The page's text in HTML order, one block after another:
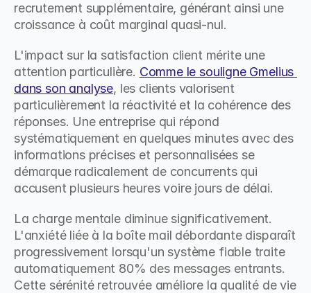
recrutement supplémentaire, générant ainsi une
croissance à coût marginal quasi-nul.
L'impact sur la satisfaction client mérite une
attention particulière. Comme le souligne Gmelius
dans son analyse, les clients valorisent
particulièrement la réactivité et la cohérence des
réponses. Une entreprise qui répond
systématiquement en quelques minutes avec des
informations précises et personnalisées se
démarque radicalement de concurrents qui
accusent plusieurs heures voire jours de délai.
La charge mentale diminue significativement.
L'anxiété liée à la boîte mail débordante disparaît
progressivement lorsqu'un système fiable traite
automatiquement 80% des messages entrants.
Cette sérénité retrouvée améliore la qualité de vie